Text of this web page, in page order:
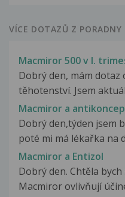
VÍCE DOTAZŮ Z PORADNY
Macmiror 500 v I.
Dobrý den, mám
těhotenství. Jsem
Macmiror a
Dobrý den,týden jsem
poté mi má lékařka na
Macmiror a Entizol
Dobrý den. Chtěla
Macmiror ovlivňují